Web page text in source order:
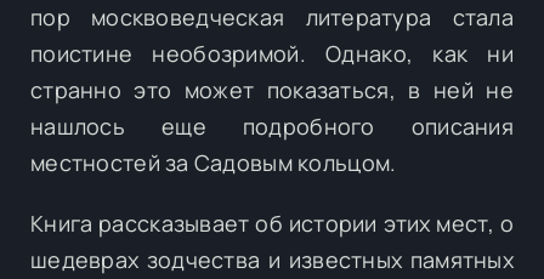
пор москвоведческая литература стала
поистине необозримой. Однако, как ни
странно это может показаться, в ней не
нашлось еще подробного описания
местностей за Садовым кольцом.
Книга рассказывает об истории этих мест, о
шедеврах зодчества и известных памятных